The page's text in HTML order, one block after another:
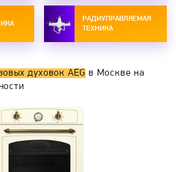
РАДИУПРАВЛЯЕМАЯ
ТЕХНИКА
духовок AEG в Москве на